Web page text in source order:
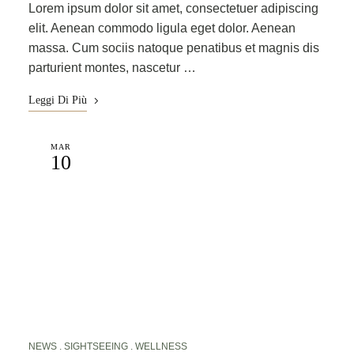
Lorem ipsum dolor sit amet, consectetuer adipiscing
elit. Aenean commodo ligula eget dolor. Aenean
massa. Cum sociis natoque penatibus et magnis dis
parturient montes, nascetur …
Leggi Di Più
MAR
10
NEWS SIGHTSEEING WELLNESS